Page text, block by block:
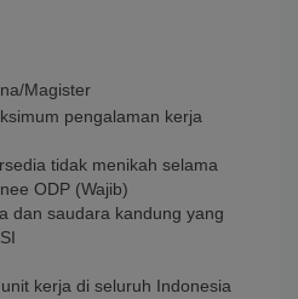
Magister
pengalaman kerja
tidak menikah selama
ODP (Wajib)
dan saudara kandung yang
kerja di seluruh Indonesia